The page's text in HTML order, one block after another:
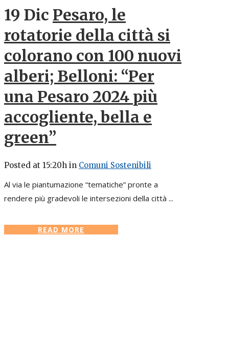
19 Dic Pesaro, le
rotatorie della città si
colorano con 100 nuovi
alberi; Belloni: “Per
una Pesaro 2024 più
accogliente, bella e
green”
Posted at 15:20h in Comuni Sostenibili
Al via le piantumazione “tematiche” pronte a
rendere più gradevoli le intersezioni della città ...
READ MORE